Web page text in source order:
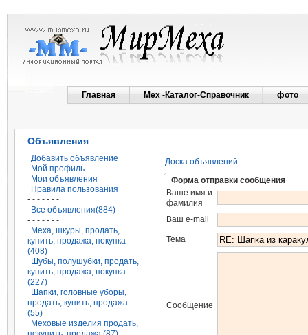
Главная Мех -Каталог-Справочник фото
Объявления
Добавить объявление
Мой профиль
Мои объявления
Правила пользования
- - - - - - -
Все объявления(884)
- - - - - - -
Меха, шкуры, продать,
купить, продажа, покупка
(408)
Шубы, полушубки, продать,
купить, продажа, покупка
(227)
Шапки, головные уборы,
продать, купить, продажа
(55)
Меховые изделия продать,
Доска объявлений
Форма отправки сообщения
Ваше имя и
фамилия
Ваш e-mail
Тема
Сообщение